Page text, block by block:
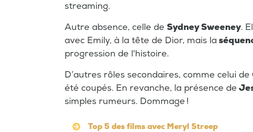
streaming.
Autre absence, celle de Sydney Sweeney.
avec Emily, à la tête de Dior, mais la
progression de l'histoire.
D’autres rôles secondaires, comme celui de
été coupés. En revanche, la présence de
simples rumeurs. Dommage !
Top 5 des films avec Meryl Streep